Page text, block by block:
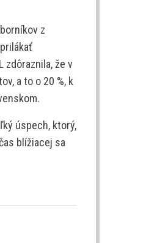
z
zdôraznila, že v
a to o 20 %, k
úspech, ktorý,
blížiacej sa